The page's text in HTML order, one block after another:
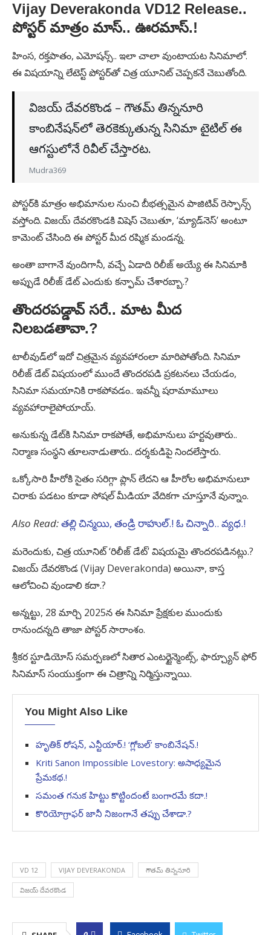
Vijay Deverakonda VD12 Release..
పోస్టర్ మాత్రం మాస్.. ఊరమాస్.!
హింస, రక్తపాతం, ఎమోషన్స్.. ఇలా చాలా వుంటాయట సినిమాలో.
ఈ విషయాన్ని లేటెస్ట్ పోస్టర్‌తో చిత్ర యూనిట్ చెప్పకనే చెబుతోంది.
విజయ్ దేవరకొండ – గౌతమ్ తిన్ననూరి
కాంబినేషన్‌లో తెరకెక్కుతున్న సినిమా టైటిల్ ఈ
ఆగస్టులోనే రివీల్ చేస్తారట.
Mudra369
పోస్టర్‌కి మాత్రం అభిమానుల నుంచి బీభత్సమైన పాజిటివ్ రెస్పాన్స్
వస్తోంది. విజయ్ దేవరకొండకి విషెస్ చెబుతూ, ‘మ్యాడ్‌నెస్’ అంటూ
కామెంట్ చేసింది ఈ పోస్టర్ మీద రష్మిక మండన్న.
అంతా బాగానే వుందిగానీ, వచ్చే ఏడాది రిలీజ్ అయ్యే ఈ సినిమాకి
అప్పుడే రిలీజ్ డేట్ ఎందుకు కన్ఫామ్ చేశారబ్బా.?
తొందరపడ్డావ్ సరే.. మాట మీద
నిలబడతావా.?
టాలీవుడ్‌లో ఇదో చిత్రమైన వ్యవహారంలా మారిపోతోంది. సినిమా
రిలీజ్ డేట్ విషయంలో ముందే తొందరపడి ప్రకటనలు చేయడం,
సినిమా సమయానికి రాకపోవడం.. ఇవన్నీ షరామామూలు
వ్యవహారాలైపోయాయ్.
అనుకున్న డేట్‌కి సినిమా రాకపోతే, అభిమానులు హర్టవుతారు..
నిర్మాణ సంస్థని తూలనాడుతారు.. దర్శకుడిపై నిందలేస్తారు.
ఒక్కోసారి హీరోకి సైతం సరిగ్గా ప్లాన్ లేదని ఆ హీరోల అభిమానులూ
చిరాకు పడటం కూడా సోషల్ మీడియా వేదికగా చూస్తూనే వున్నాం.
Also Read:తల్లి చిన్మయి, తండ్రి రాహుల్.! ఓ చిన్నారి.. వ్యధ.!
మరెందుకు, చిత్ర యూనిట్ ‘రిలీజ్ డేట్’ విషయమై తొందరపడినట్లు.?
విజయ్ దేవరకొండ (Vijay Deverakonda) అయినా, కాస్త
ఆలోచించి వుండాలి కదా.?
అన్నట్టు, 28 మార్చి 2025న ఈ సినిమా ప్రేక్షకుల ముందుకు
రానుందన్నది తాజా పోస్టర్ సారాంశం.
శ్రీకర స్టూడియోస్ సమర్పణలో సితార ఎంటర్టైన్మెంట్స్, ఫార్చ్యూన్ ఫోర్
సినిమాస్ సంయుక్తంగా ఈ చిత్రాన్ని నిర్మిస్తున్నాయి.
You Might Also Like
హృతిక్ రోషన్, ఎన్టీయార్.! ‘గ్లోబల్’ కాంబినేషన్.!
Kriti Sanon Impossible Lovestory: అసాధ్యమైన
ప్రేమకథ.!
సమంత గనుక హిట్టు కొట్టిందంటే బంగారమే కదా.!
కొరియోగ్రాఫర్ జానీ నిజంగానే తప్పు చేశాడా.?
VD 12 VIJAY DEVERAKONDA గౌతమ్ తిన్ననూరి
విజయ్ దేవరకొండ